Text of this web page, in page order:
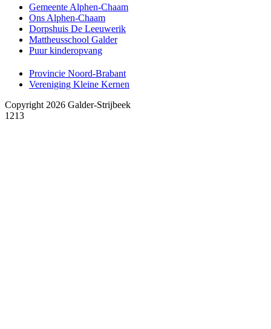
Gemeente Alphen-Chaam
Ons Alphen-Chaam
Dorpshuis De Leeuwerik
Mattheusschool Galder
Puur kinderopvang
Provincie Noord-Brabant
Vereniging Kleine Kernen
Copyright 2026 Galder-Strijbeek
1213